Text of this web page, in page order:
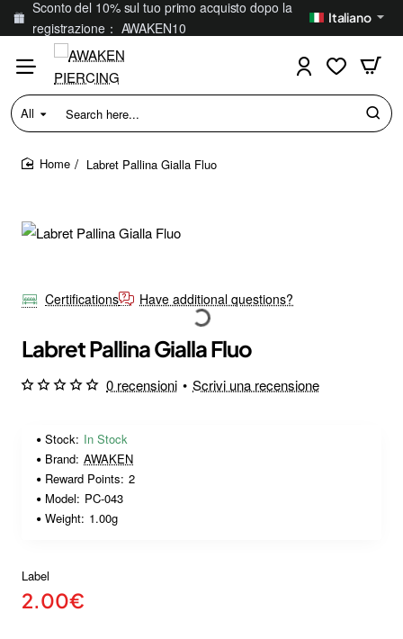
Sconto del 10% sul tuo primo acquisto dopo la
registrazione： AWAKEN10
Italiano
All
Search
here...
Labret Pallina Gialla Fluo
Certifications Have additional questions?
Labret Pallina Gialla Fluo
Stock: In Stock
Brand: AWAKEN
Reward Points: 2
Model: PC-043
Weight: 1.00g
0 recensioni • Scrivi una recensione
Label
2.00€